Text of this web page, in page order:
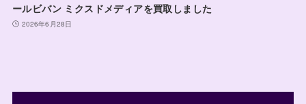
ールビバン ミクスドメディアを買取しました
2026年6月28日